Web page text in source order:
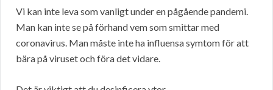
Vi kan inte leva som vanligt under en pågående pandemi.
Man kan inte se på förhand vem som smittar med
coronavirus. Man måste inte ha influensa symtom för att
bära på viruset och föra det vidare.